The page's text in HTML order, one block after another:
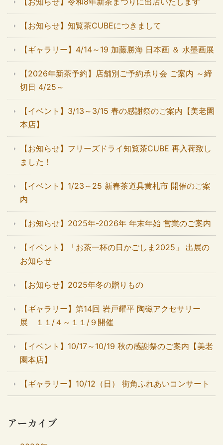
【お知らせ】知覧茶CUBEにつきまして
【ギャラリー】4/14～19 加藤勝海 日本画 ＆ 水墨画展
【2026年新茶予約】店舗別ご予約承り会 ご案内 ～締
切日 4/25～
【イベント】3/13～3/15 春の感謝祭のご案内【美老園
本店】
【お知らせ】フリーズドライ知覧茶CUBE 再入荷致し
ました！
【イベント】1/23～25 新春茶道具黄札市 開催のご案
内
【お知らせ】2025年-2026年 年末年始 営業のご案内
【イベント】「お茶一杯の日かごしま2025」 出展の
お知らせ
【お知らせ】2025年冬の贈りもの
【ギャラリー】第14回 岩戸耀平 陶磁アクセサリー
展 １１/４～１１/９開催
【イベント】10/17～10/19 秋の感謝祭のご案内【美老
園本店】
【ギャラリー】10/12（日） 街角ふれあいコンサート
アーカイブ